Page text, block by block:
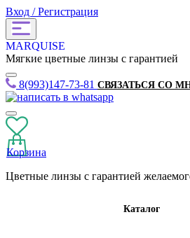
Вход / Регистрация
MARQUISE
Мягкие цветные линзы с гарантией
8(993)147-73-81 СВЯЗАТЬСЯ СО
Корзина
Цветные линзы с гарантией
Каталог